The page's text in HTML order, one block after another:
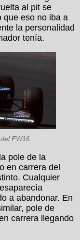
al pit se
que eso no iba a
la personalidad
tenía.
FW16
pole de la
en carrera del
Cualquier
a abandonar. En
pole de
carrera llegando